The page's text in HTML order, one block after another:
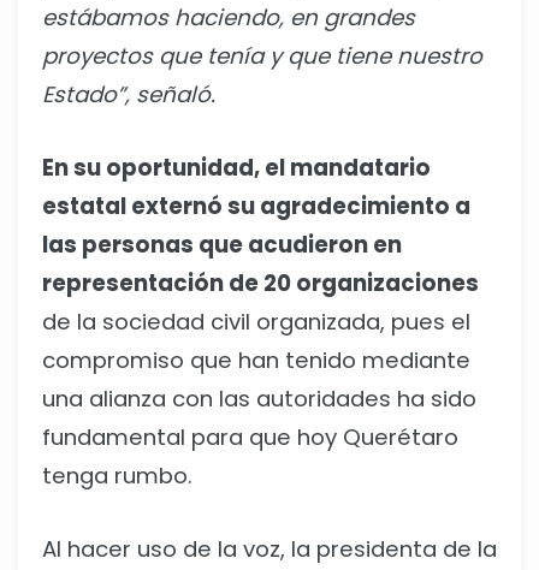
estábamos haciendo, en grandes
proyectos que tenía y que tiene nuestro
Estado”, señaló.
En su oportunidad, el mandatario
estatal externó su agradecimiento a
las personas que acudieron en
representación de 20 organizaciones
de la sociedad civil organizada, pues el
compromiso que han tenido mediante
una alianza con las autoridades ha sido
fundamental para que hoy Querétaro
tenga rumbo.
Al hacer uso de la voz, la presidenta de la